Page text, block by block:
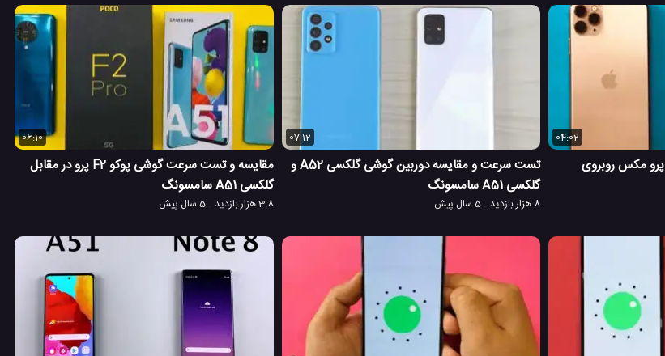
04:02
چالش سرعت گوشی آیفون 11 پرو مکس روبروی
07:12
تست سرعت و مقایسه دوربین گوشی گلکسی A52 و
گلکسی A51 سامسونگ
8 هزار بازدید 5 سال پیش
06:10
مقایسه و تست سرعت گوشی پوکو F2 پرو در مقابل
گلکسی A51 سامسونگ
3.8 هزار بازدید 5 سال پیش